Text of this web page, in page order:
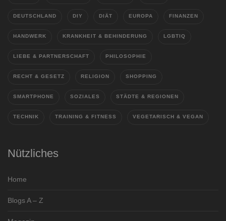
DEUTSCHLAND DIY DIÄT EUROPA FINANZEN
HANDWERK KRANKHEIT & BEHINDERUNG LGBTIQ
LIEBE & PARTNERSCHAFT PHILOSOPHIE
RECHT & GESETZ RELIGION SHOPPING
SMARTPHONE SOZIALES STÄDTE & REGIONEN
TECHNIK TRAINING & FITNESS VEGETARISCH & VEGAN
Nützliches
Home
Blogs A – Z